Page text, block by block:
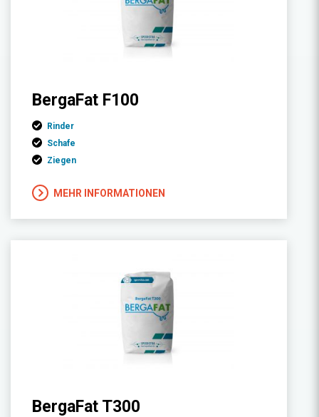
BergaFat F100
Rinder
Schafe
Ziegen
MEHR INFORMATIONEN
BergaFat T300